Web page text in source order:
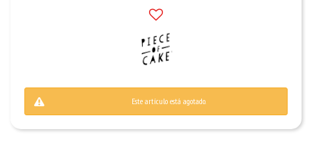
Este artículo está agotado.